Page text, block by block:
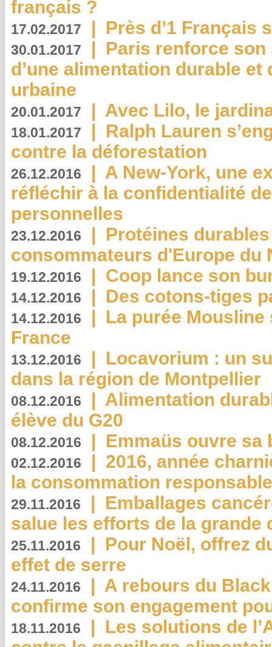
français ?
17.02.2017 | Près d’1 Français
30.01.2017 | Paris renforce
d’une alimentation durable et
urbaine
20.01.2017 | Avec Lilo, le
18.01.2017 | Ralph Lauren
contre la déforestation
26.12.2016 | A New-York, une
réfléchir à la confidentialité
personnelles
23.12.2016 | Protéines
consommateurs d'Europe du
19.12.2016 | Coop lance son
14.12.2016 | Des cotons-tiges
14.12.2016 | La purée
France
13.12.2016 | Locavorium : un
dans la région de Montpellier
08.12.2016 | Alimentation
élève du G20
08.12.2016 | Emmaüs ouvre sa
02.12.2016 | 2016, année
la consommation
29.11.2016 | Emballages
salue les efforts de la grande
25.11.2016 | Pour Noël, offrez
effet de serre
24.11.2016 | A rebours du
confirme son engagement
18.11.2016 | Les solutions de